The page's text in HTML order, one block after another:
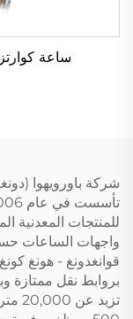
ساعة كوارتز
شركة باورويهوا
للمنتجات المعدنية
واجهات الساعات
قوانغدونغ - هونغ
بروابط نقل ممتازة